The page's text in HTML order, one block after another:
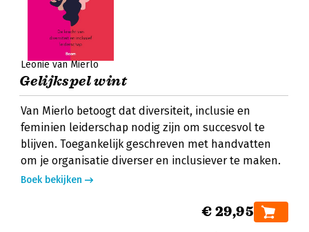
Leonie van Mierlo
Gelijkspel wint
Van Mierlo betoogt dat diversiteit, inclusie en
feminien leiderschap nodig zijn om succesvol te
blijven. Toegankelijk geschreven met handvatten
om je organisatie diverser en inclusiever te maken.
Boek bekijken
€ 29,95